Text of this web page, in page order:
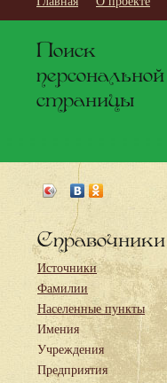
Поиск
персональной
страницы
Справочники
Источники
Фамилии
Населенные пункты
Имения
Учреждения
Предприятия